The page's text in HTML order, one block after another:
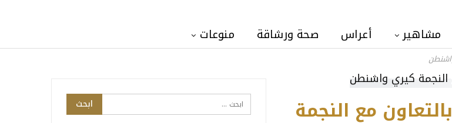
مشاهير أعراس صحة ورشاقة منوعات
أوريت تطلق تشكيلة The Lioness بالتعاون مع النجمة